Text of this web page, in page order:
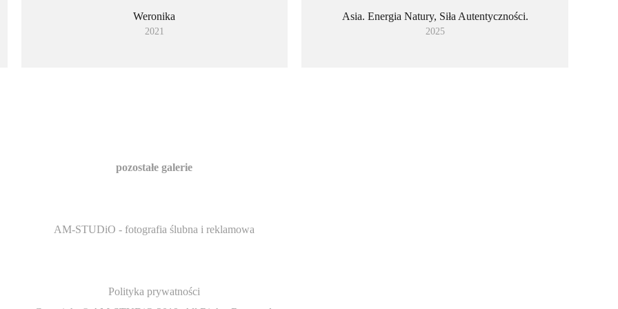
Weronika
2021
Asia. Energia Natury, Siła Autentyczności.
2025
pozostałe galerie
AM-STUDiO - fotografia ślubna i reklamowa
Polityka prywatności